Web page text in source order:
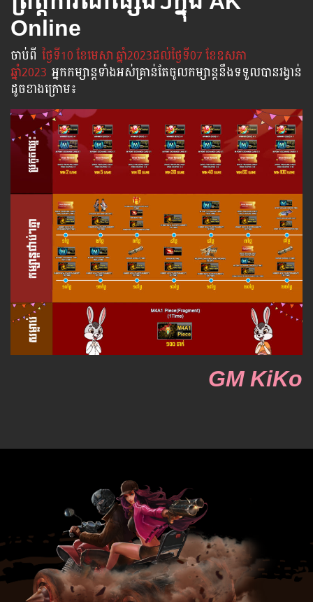
Online
ចាប់​ពី ​ ថ្ងៃ​ទី10 ខែមេសា ឆ្នាំ2023ដល់​ថ្ងៃ​ទី07 ខែឧសភា​
ឆ្នាំ2023 អ្នក​កម្សាន្ដ​ទាំងអស់​គ្រាន់​តែ​ចូល​កម្សាន្ដ​នឹង​ទទួល​បាន​រង្វាន់​
ដូចខាងក្រោម​៖
GM KiKo